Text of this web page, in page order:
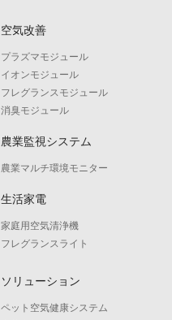
空気改善
プラズマモジュール
イオンモジュール
フレグランスモジュール
消臭モジュール
農業監視システム
農業マルチ環境モニター
生活家電
家庭用空気清浄機
フレグランスライト
ソリューション
ペット空気健康システム